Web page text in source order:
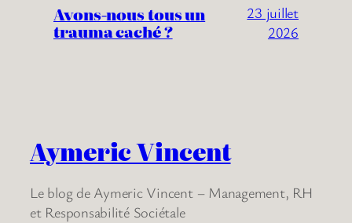
Avons-nous tous un
trauma caché ?
23 juillet
2026
Aymeric Vincent
Le blog de Aymeric Vincent – Management, RH
et Responsabilité Sociétale